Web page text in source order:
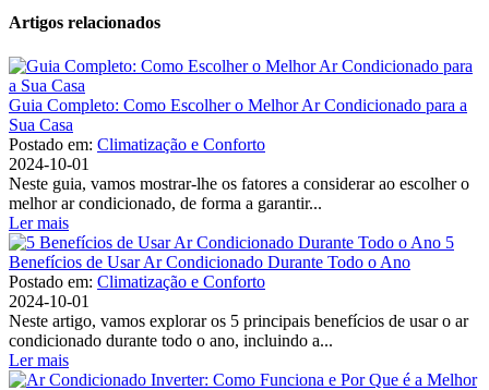
Artigos relacionados
Guia Completo: Como Escolher o Melhor Ar Condicionado para a
Sua Casa
Postado em: Climatização e Conforto
2024-10-01
Neste guia, vamos mostrar-lhe os fatores a considerar ao escolher o
melhor ar condicionado, de forma a garantir...
Ler mais
5
Benefícios de Usar Ar Condicionado Durante Todo o Ano
Postado em: Climatização e Conforto
2024-10-01
Neste artigo, vamos explorar os 5 principais benefícios de usar o ar
condicionado durante todo o ano, incluindo a...
Ler mais